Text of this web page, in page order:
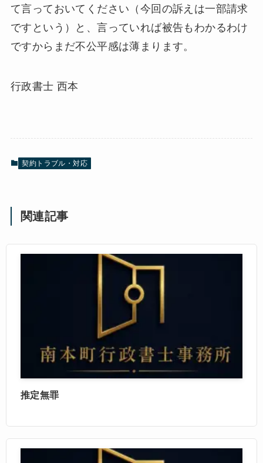
て言っておいてください（今回の訴えは一部請求
ですという）と、言っていれば被告もわかるわけ
ですからまだ不公平感は薄まります。
行政書士 西本
契約トラブル・対応
関連記事
推定無罪